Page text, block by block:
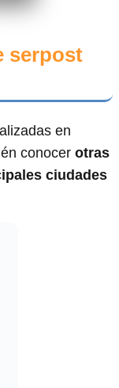
serpost
en
conocer otras
ciudades